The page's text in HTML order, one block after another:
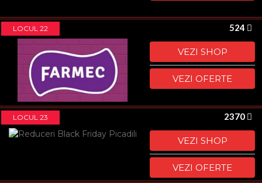
LOCUL 22 524
VEZI SHOP
VEZI OFERTE
LOCUL 23 2370
VEZI SHOP
VEZI OFERTE